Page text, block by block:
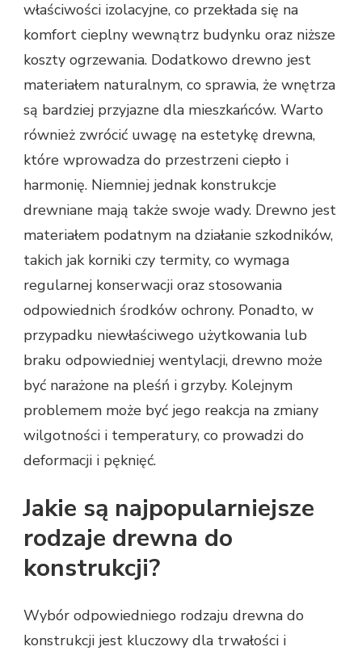
właściwości izolacyjne, co przekłada się na
komfort cieplny wewnątrz budynku oraz niższe
koszty ogrzewania. Dodatkowo drewno jest
materiałem naturalnym, co sprawia, że wnętrza
są bardziej przyjazne dla mieszkańców. Warto
również zwrócić uwagę na estetykę drewna,
które wprowadza do przestrzeni ciepło i
harmonię. Niemniej jednak konstrukcje
drewniane mają także swoje wady. Drewno jest
materiałem podatnym na działanie szkodników,
takich jak korniki czy termity, co wymaga
regularnej konserwacji oraz stosowania
odpowiednich środków ochrony. Ponadto, w
przypadku niewłaściwego użytkowania lub
braku odpowiedniej wentylacji, drewno może
być narażone na pleśń i grzyby. Kolejnym
problemem może być jego reakcja na zmiany
wilgotności i temperatury, co prowadzi do
deformacji i pęknięć.
Jakie są najpopularniejsze
rodzaje drewna do
konstrukcji?
Wybór odpowiedniego rodzaju drewna do
konstrukcji jest kluczowy dla trwałości i